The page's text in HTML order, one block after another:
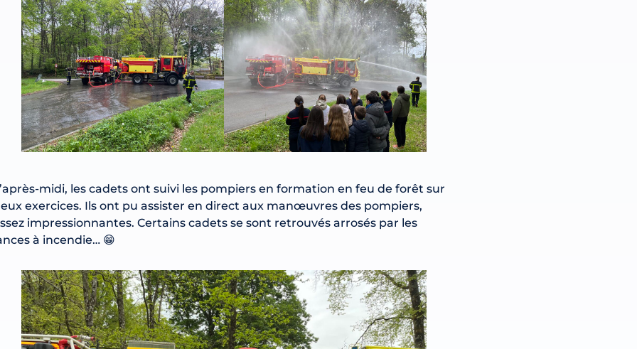
midi, les cadets ont suivi les pompiers en formation en feu de forêt sur
exercices. Ils ont pu assister en direct aux manœuvres des pompiers,
impressionnantes. Certains cadets se sont retrouvés arrosés par les
à incendie… 😁